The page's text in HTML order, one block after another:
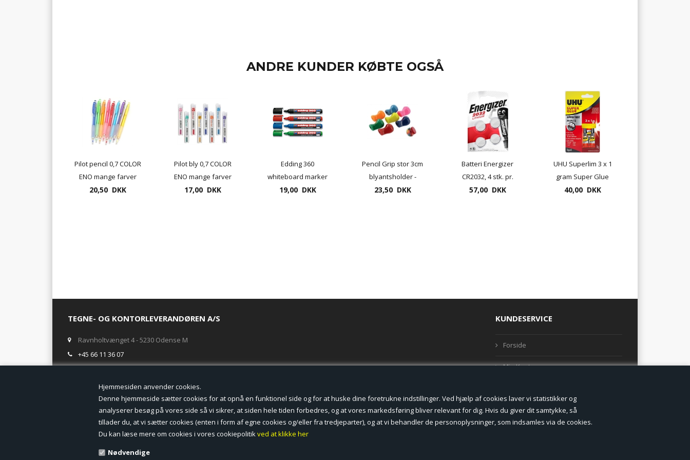
Hjemmesiden anvender cookies.
Denne hjemmeside sætter cookies for at opnå en funktionel side og for at huske dine foretrukne indstillinger. Ved hjælp af cookies laver vi statistikker og
analyserer besøg på vores side så vi sikrer, at siden hele tiden forbedres, og at vores markedsføring bliver relevant for dig. Hvis du giver dit samtykke, så
tillader du, at vi sætter cookies (enten i form af egne cookies og/eller fra tredjeparter), og at vi behandler de personoplysninger, som indsamles via de cookies.
Du kan læse mere om cookies i vores cookiepolitikved at klikke her
Nødvendige
ANDRE KUNDER KØBTE OGSÅ
Pilot pencil 0,7 COLOR
ENO mange farver
også minen er farvet
20,50 DKK
Pilot bly 0,7 COLOR
ENO mange farver
17,00 DKK
Edding 360
whiteboard marker
1,5/3mm
19,00 DKK
Pencil Grip stor 3cm
blyantsholder -
ergonomisk greb til
23,50 DKK
Batteri Energizer
CR2032, 4 stk. pr.
pakke
57,00 DKK
UHU Superlim 3 x 1
gram Super Glue
Minis sekundlim
40,00 DKK
TEGNE- OG KONTORLEVERANDØREN A/S
Ravnholtvænget 4 - 5230 Odense M
+45 66 11 36 07
salg@tegneogkontor.dk
ÅBNINGSTIDER I BUTIKKEN
Mandag-Fredag: 8.00 - 17.00
Ring gerne for lagerstatus inden besøg i butikken
KUNDESERVICE
Forside
Min Konto
Vilkår og betingelser